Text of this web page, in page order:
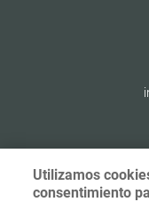
Utilizamos
consentimiento